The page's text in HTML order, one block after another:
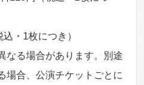
・1枚につき）
なる場合があります。別途
場合、公演チケットごとに